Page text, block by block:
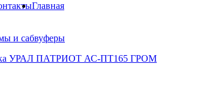
Главная
и сабвуферы